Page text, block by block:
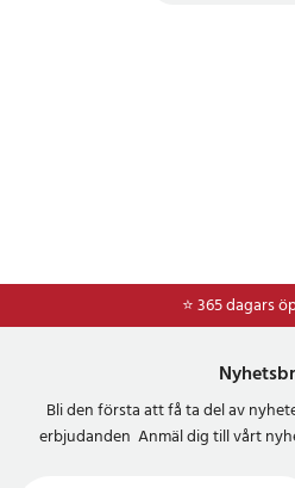
⭐ 365 dagars
⭐Frakt
Bli den första att få ta del av
erbjudanden Anmäl dig till vårt